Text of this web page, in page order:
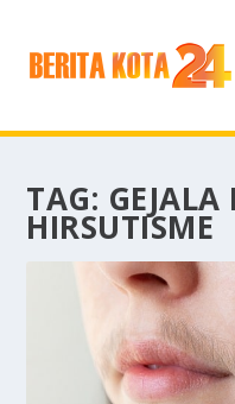
TAG:
HIRSUTISME